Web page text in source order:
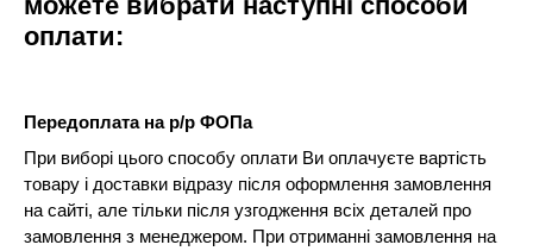
оплати:
Передоплата на р/р ФОПа
При виборі цього способу оплати Ви оплачуєте вартість
товару і доставки відразу після оформлення замовлення
на сайті, але тільки після узгодження всіх деталей про
замовлення з менеджером. При отриманні замовлення на